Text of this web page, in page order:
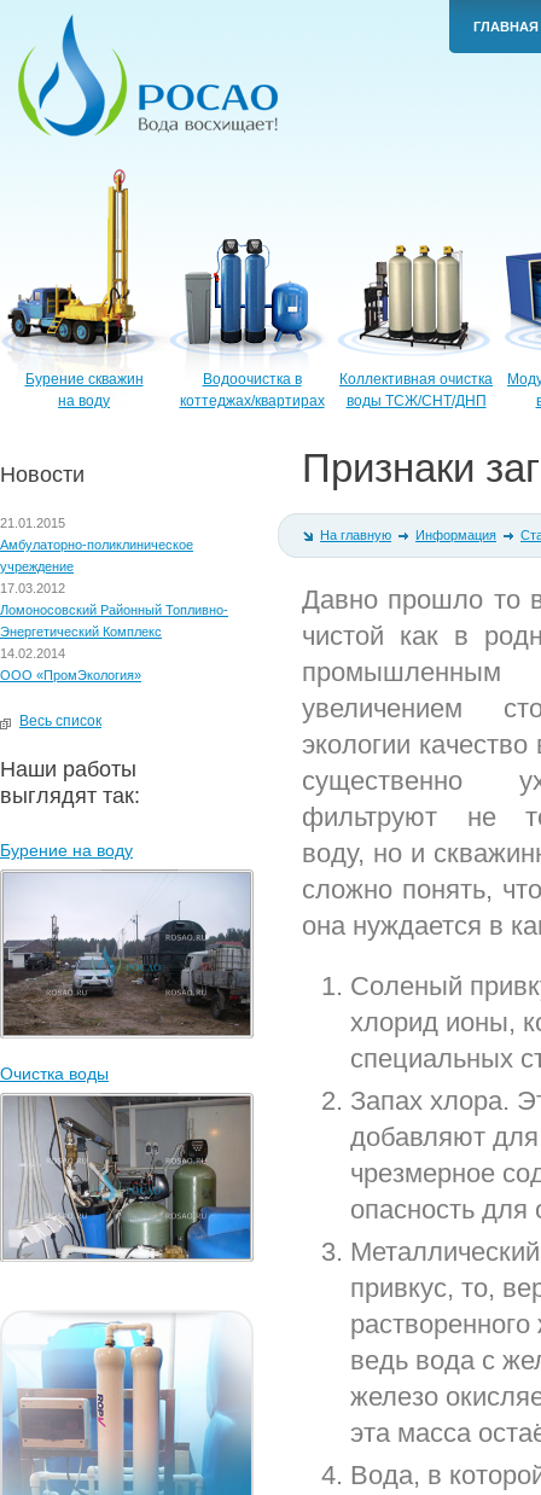
ГЛАВНАЯ
Бурение скважин
на воду
Водоочистка в
коттеджах/квартирах
Коллективная очистка
воды ТСЖ/СНТ/ДНП
Новости
21.01.2015
Амбулаторно-поликлиническое
учреждение
17.03.2012
Ломоносовский Районный Топливно-
Энергетический Комплекс
14.02.2014
ООО «ПромЭкология»
Весь список
Наши работы
выглядят так:
Бурение на воду
Очистка воды
Признаки
На главную Информация
Давно прошло то
чистой как в
увеличением
экологии
существенно
фильтруют не
воду, но и
сложно понять,
она нуждается в
Соленый
хлорид ионы,
специальных
Запах хлора.
добавляют
чрезмерное
опасность для
привкус, то,
ведь вода с
железо
эта масса
Вода, в